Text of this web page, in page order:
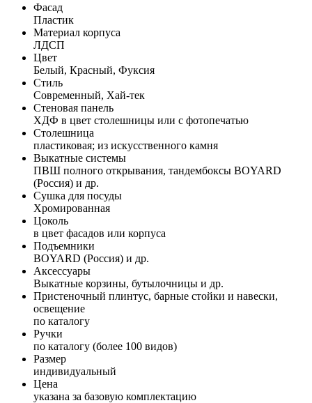
Фасад
Пластик
Материал корпуса
ЛДСП
Цвет
Белый, Красный, Фуксия
Стиль
Современный, Хай-тек
Стеновая панель
ХДФ в цвет столешницы или с фотопечатью
Столешница
пластиковая; из искусственного камня
Выкатные системы
ПВШ полного открывания, тандембоксы BOYARD
(Россия) и др.
Сушка для посуды
Хромированная
Цоколь
в цвет фасадов или корпуса
Подъемники
BOYARD (Россия) и др.
Аксессуары
Выкатные корзины, бутылочницы и др.
Пристеночный плинтус, барные стойки и навески,
освещение
по каталогу
Ручки
по каталогу (более 100 видов)
Размер
индивидуальный
Цена
указана за базовую комплектацию